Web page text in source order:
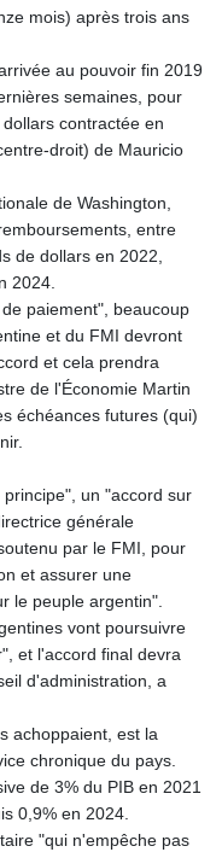
mois) après trois ans
au pouvoir fin 2019
semaines, pour
contractée en
droit) de Mauricio
de Washington,
entre
de dollars en 2022,
2024.
paiement", beaucoup
et du FMI devront
et cela prendra
de l'Économie Martin
échéances futures (qui)
un "accord sur
générale
par le FMI, pour
et assurer une
le peuple argentin".
vont poursuivre
et l'accord final devra
d'administration, a
achoppaient, est la
chronique du pays.
de 3% du PIB en 2021
0,9% en 2024.
"qui n'empêche pas